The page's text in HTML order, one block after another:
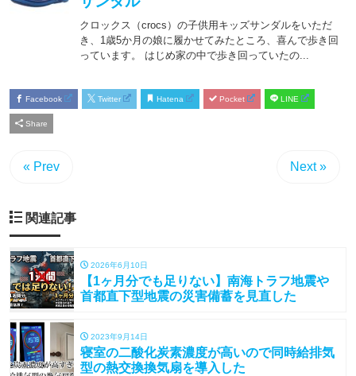
Facebook Twitter Hatena Pocket LINE
Share
« Prev Next »
関連記事
2026年6月10日
【1ヶ月分でも足りない】南海トラフ地震や
首都直下型地震の災害備蓄を見直した
2023年9月14日
寝室の二酸化炭素濃度が高いので同時給排気
型の熱交換換気扇を導入した